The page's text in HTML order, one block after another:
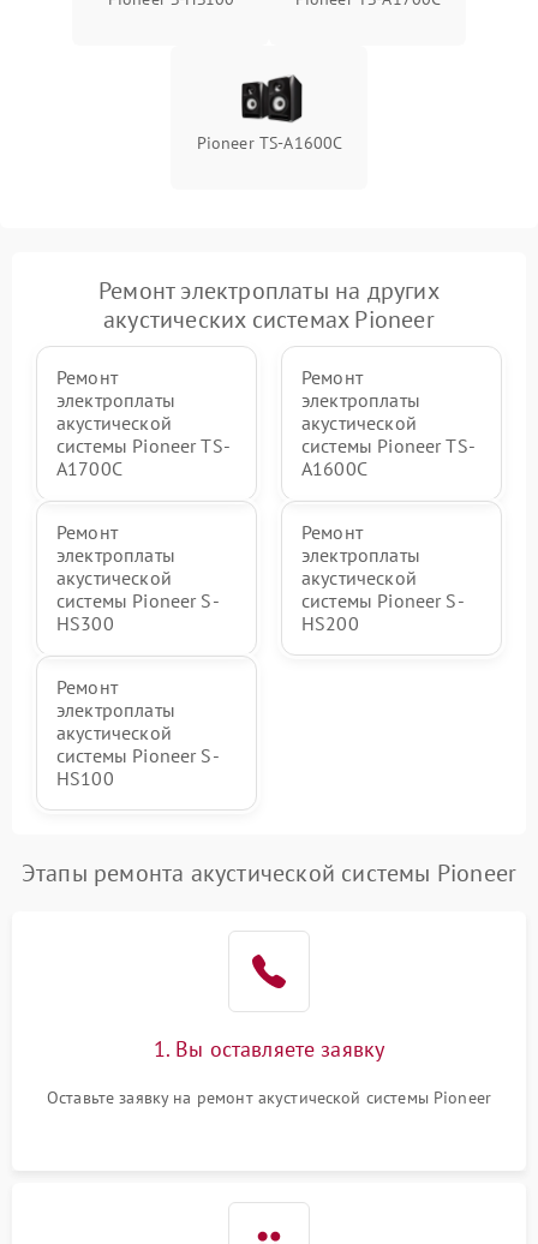
Pioneer TS-A1600C
Ремонт электроплаты на других
акустических системах Pioneer
Ремонт
электроплаты
акустической
системы Pioneer TS-
A1700C
Ремонт
электроплаты
акустической
системы Pioneer TS-
A1600C
Ремонт
электроплаты
акустической
системы Pioneer S-
HS300
Ремонт
электроплаты
акустической
системы Pioneer S-
HS200
Ремонт
электроплаты
акустической
системы Pioneer S-
HS100
Этапы ремонта акустической системы Pioneer
1. Вы оставляете заявку
Оставьте заявку на ремонт акустической системы Pioneer